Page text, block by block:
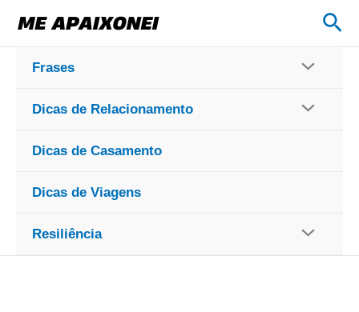
para
conteúdo
Frases
Dicas de Relacionamento
Dicas de Casamento
Dicas de Viagens
Resiliência